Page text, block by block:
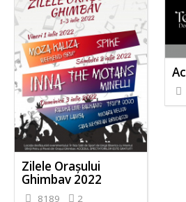
Zilele Orașului
Ghimbav 2022
8189 2